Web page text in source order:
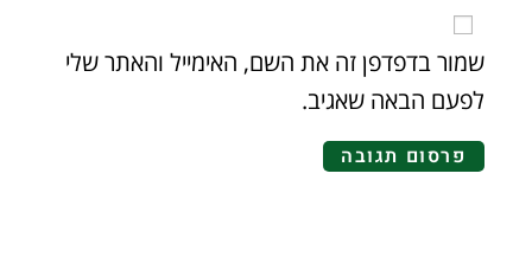
שמור בדפדפן זה את השם, האימייל והאתר שלי
לפעם הבאה שאגיב.